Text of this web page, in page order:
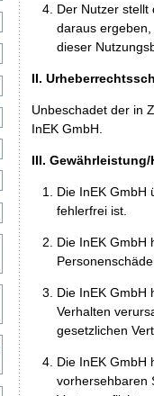
Der Nutzer stellt
daraus
dieser
II.
Unbeschadet der in
InEK GmbH.
III.
Die InEK GmbH
fehlerfrei ist.
Die InEK GmbH
Die InEK GmbH
Verhalten
gesetzlichen
Die InEK GmbH
vorhersehbaren